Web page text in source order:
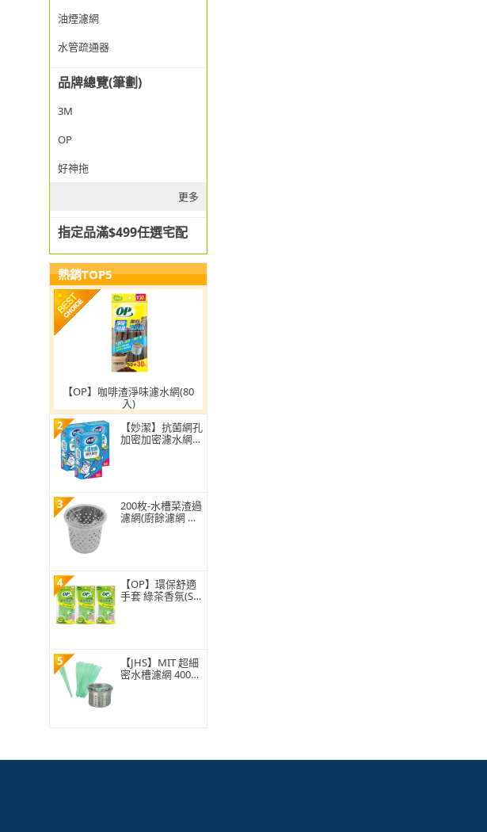
油煙濾網
水管疏通器
品牌總覽(筆劃)
3M
OP
好神拖
更多
指定品滿$499任選宅配
熱銷TOP5
【OP】咖啡渣淨味濾水網(80
入)
2
【妙潔】抗菌網孔
加密加密濾水網-
3
200枚-水槽菜渣過
濾網(廚餘濾網 菜
4
【OP】環保舒適
手套 綠茶香氛(S/
5
【JHS】MIT 超細
密水槽濾網 400入